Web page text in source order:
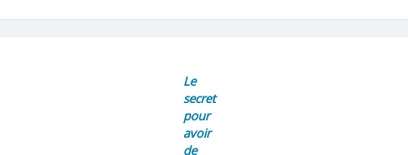
Le
secret
pour
avoir
de